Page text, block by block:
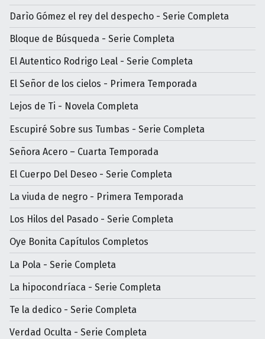
Darìo Gómez el rey del despecho - Serie Completa
Bloque de Búsqueda - Serie Completa
El Autentico Rodrigo Leal - Serie Completa
El Señor de los cielos - Primera Temporada
Lejos de Ti - Novela Completa
Escupiré Sobre sus Tumbas - Serie Completa
Señora Acero – Cuarta Temporada
El Cuerpo Del Deseo - Serie Completa
La viuda de negro - Primera Temporada
Los Hilos del Pasado - Serie Completa
Oye Bonita Capítulos Completos
La Pola - Serie Completa
La hipocondríaca - Serie Completa
Te la dedico - Serie Completa
Verdad Oculta - Serie Completa